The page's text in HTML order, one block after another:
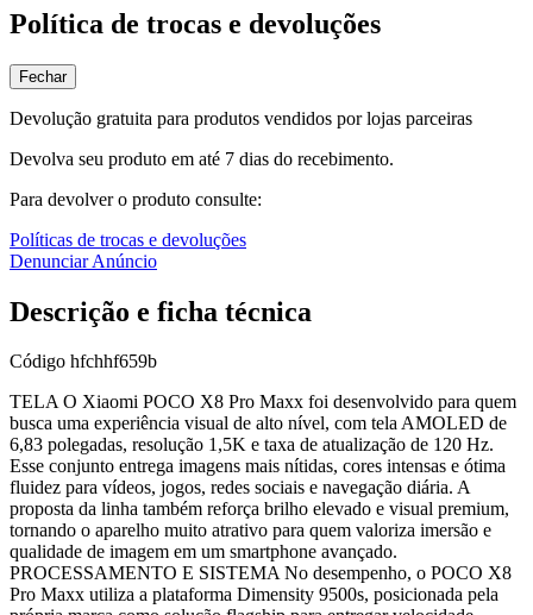
Política de trocas e devoluções
Fechar
Devolução gratuita para produtos vendidos por lojas parceiras
Devolva seu produto em até 7 dias do recebimento.
Para devolver o produto consulte:
Políticas de trocas e devoluções
Denunciar Anúncio
Descrição e ficha técnica
Código hfchhf659b
TELA O Xiaomi POCO X8 Pro Maxx foi desenvolvido para quem
busca uma experiência visual de alto nível, com tela AMOLED de
6,83 polegadas, resolução 1,5K e taxa de atualização de 120 Hz.
Esse conjunto entrega imagens mais nítidas, cores intensas e ótima
fluidez para vídeos, jogos, redes sociais e navegação diária. A
proposta da linha também reforça brilho elevado e visual premium,
tornando o aparelho muito atrativo para quem valoriza imersão e
qualidade de imagem em um smartphone avançado.
PROCESSAMENTO E SISTEMA No desempenho, o POCO X8
Pro Maxx utiliza a plataforma Dimensity 9500s, posicionada pela